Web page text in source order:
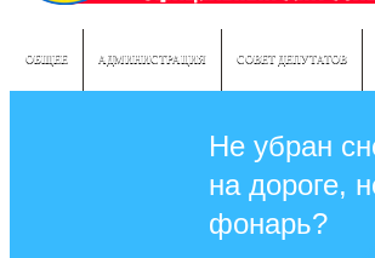
ОБЩЕЕ АДМИНИСТРАЦИЯ СОВЕТ ДЕПУТАТОВ
Не убран
на дороге,
фонарь?